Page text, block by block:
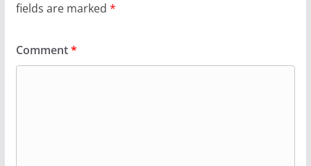
fields are marked *
Comment*